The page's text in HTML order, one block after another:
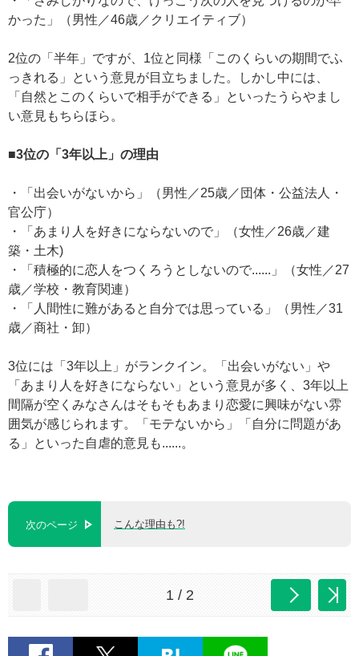
かった」（男性／46歳／クリエイティブ）
2位の「半年」ですが、1位と同様「このくらいの期間でふ
っきれる」という意見が目立ちました。しかし中には、
「自然とこのくらいで相手ができる」といったうらやまし
い意見もちらほら。
■3位の「3年以上」の理由
・「出会いがないから」（男性／25歳／団体・公益法人・
官公庁）
・「あまり人を好きにならないので」（女性／26歳／建
築・土木)
・「積極的に恋人をつくろうとしないので......」（女性／27
歳／学校・教育関連）
・「人間性に難があると自分では思っている」（男性／31
歳／商社・卸）
3位には「3年以上」がランクイン。「出会いがない」や
「あまり人を好きにならない」という意見が多く、3年以上
間隔が空くみなさんはそもそもあまり恋愛に興味がない雰
囲気が感じられます。「モテないから」「自分に問題があ
る」といった自虐的意見も......。
次のページ こんな理由も?!
1 / 2